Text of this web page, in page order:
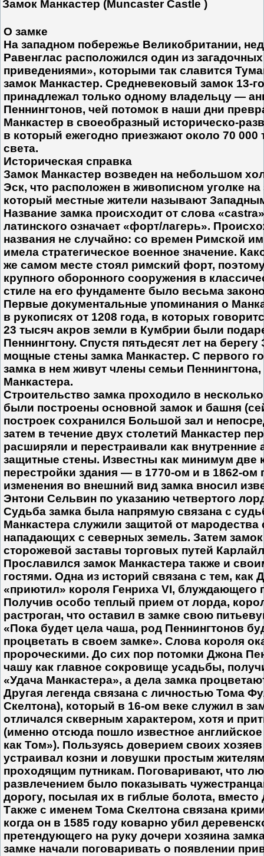
Замок Манкастер (Muncaster Castle )
О замке
На западном побережье Великобритании,
Равенглас расположился один из
приведениями», которыми так славится
замок Манкастер. Средневековый замок 13-
принадлежал только одному владельцу —
Пеннингтонов, чей потомок в наши дни
Манкастер в своеобразный историческо-
в который ежегодно приезжают около 70 000
света.
Историческая справка
Замок Манкастер возведен на небольшом
Эск, что расположен в живописном уголке на
который местные жители называют
Название замка происходит от слова
латинского означает «форт/лагерь».
названия не случайно: со времен Римской
имела стратегическое военное значение.
же самом месте стоял римский форт,
крупного оборонного сооружения в
стиле на его фундаменте было весьма
Первые документальные упоминания о
в рукописях от 1208 года, в которых
23 тысяч акров земли в Кумбрии были
Пеннингтону. Спустя пятьдесят лет на
мощные стены замка Манкастер. С первого
замка в нем живут члены семьи
Манкастера.
Строительство замка проходило в
были построены основной замок и башня
построек сохранился Большой зал и
затем в течение двух столетий Манкастер
расширяли и перестраивали как внутренние
защитные стены. Известны как минимум две
перестройки здания — в 1770-ом и в 1862-ом
изменения во внешний вид замка вносил
Энтони Сельвин по указанию четвертого
Судьба замка была напрямую связана с
Манкастера служили защитой от мародества
нападающих с северных земель. Затем
сторожевой заставы торговых путей
Прославился замок Манкастера также и
гостями. Одна из историй связана с тем, как
«приютил» короля Генриха VI, блуждающего
Получив особо теплый прием от лорда,
растроган, что оставил в замке свою
«Пока будет цела чаша, род Пеннингтонов
процветать в своем замке». Слова короля
пророческими. До сих пор потомки Джона
чашу как главное сокровище усадьбы,
«Удача Манкастера», а дела замка
Другая легенда связана с личностью Тома
Скелтона), который в 16-ом веке служил в
отличался скверным характером, хотя и
(именно отсюда пошло известное
как Том»). Пользуясь доверием своих
устраивал козни и ловушки простым
проходящим путникам. Поговаривают, что
развлечением было показывать
дорогу, посылая их в гиблые болота, вместо
Также с именем Тома Скелтона связана
когда он в 1585 году коварно убил
претендующего на руку дочери хозяина
замке начали поговаривать о появлении